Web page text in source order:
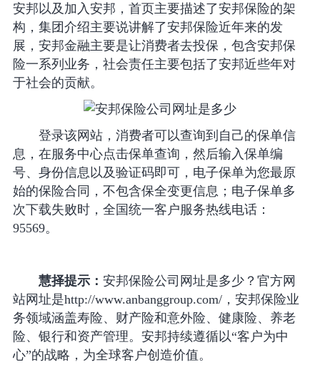
安邦以及加入安邦，首页主要描述了安邦保险的架
构，集团介绍主要说讲解了安邦保险近年来的发
展，安邦金融主要是让消费者去投保，包含安邦保
险一系列业务，社会责任主要包括了安邦近些年对
于社会的贡献。
登录该网站，消费者可以查询到自己的保单信
息，在服务中心点击保单查询，然后输入保单编
号、身份信息以及验证码即可，电子保单为您最原
始的保险合同，不包含保全变更信息；电子保单多
次下载失败时，全国统一客户服务热线电话：
95569。
慧择提示： 安邦保险公司网址是多少？官方网
站网址是http://www.anbanggroup.com/，安邦保险业
务领域涵盖寿险、财产险和意外险、健康险、养老
险、银行和资产管理。安邦持续遵循以“客户为中
心”的战略，为全球客户创造价值。